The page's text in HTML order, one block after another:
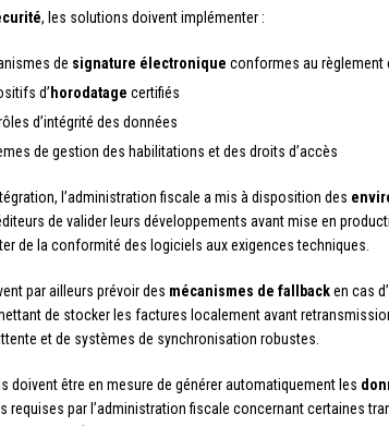
, les solutions doivent implémenter :
de signature électronique conformes au règlement
d’ horodatage certifiés
d’intégrité des données
de gestion des habilitations et des droits d’accès
l’administration fiscale a mis à disposition des
de valider leurs développements avant mise en
de la conformité des logiciels aux exigences techniques.
par ailleurs prévoir des mécanismes de fallbacken cas
de stocker les factures localement avant
et de systèmes de synchronisation robustes.
doivent être en mesure de générer automatiquement les
requises par l’administration fiscale concernant certaines